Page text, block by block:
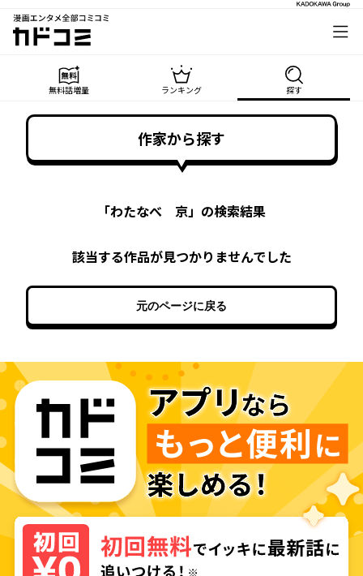
漫画エンタメ全部コミコミ
カドコミ
無料話増量 ランキング 探す
作家から探す
「わたなべ 京」の検索結果
該当する作品が見つかりませんでした
元のページに戻る